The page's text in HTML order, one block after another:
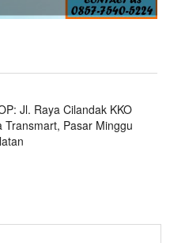
Jl. Raya Cilandak KKO
Transmart, Pasar Minggu